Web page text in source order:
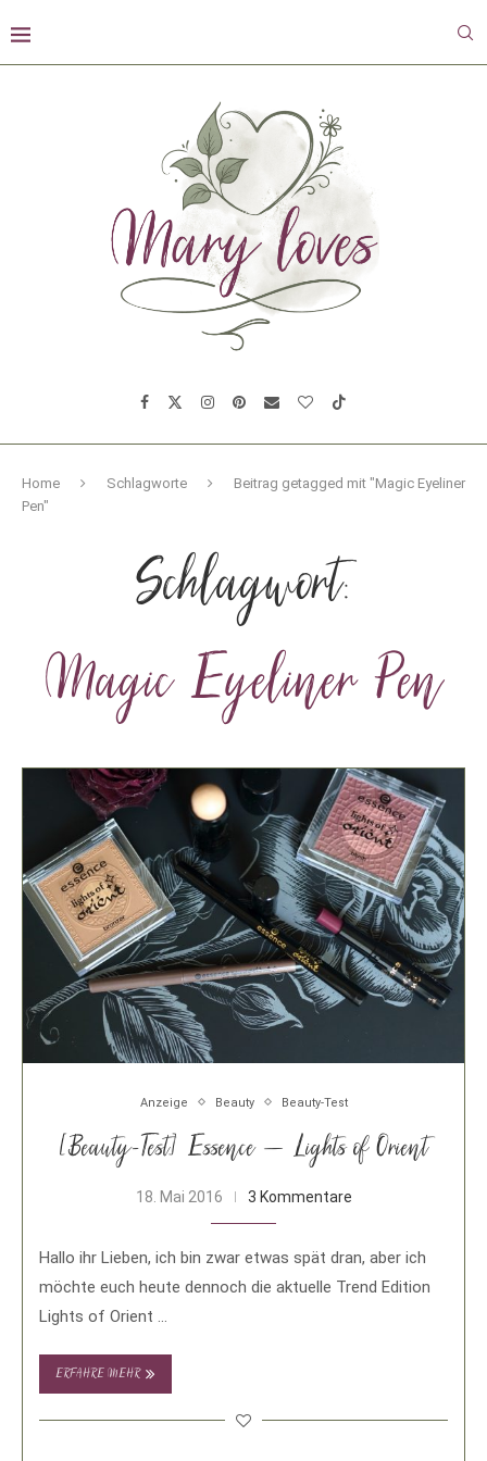
Home Schlagworte
Beitrag getagged mit "Magic Eyeliner
Pen"
Schlagwort:
Magic Eyeliner Pen
Anzeige Beauty Beauty-Test
[Beauty-Test] Essence – Lights of Orient
18. Mai 2016 3 Kommentare
Hallo ihr Lieben, ich bin zwar etwas spät dran, aber ich
möchte euch heute dennoch die aktuelle Trend Edition
Lights of Orient …
ERFAHRE MEHR